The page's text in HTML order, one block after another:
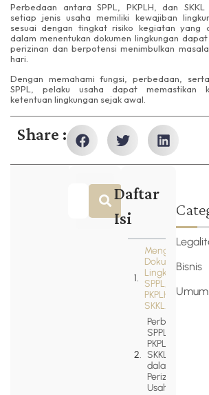
Perbedaan antara SPPL, PKPLH, dan SKKL
setiap jenis usaha memiliki kewajiban
sesuai dengan tingkat risiko kegiatan yang
dalam menentukan dokumen lingkungan
perizinan dan berpotensi menimbulkan
hari.
Dengan memahami fungsi, perbedaan,
SPPL, pelaku usaha dapat memastikan
ketentuan lingkungan sejak awal.
Share :
Daftar
Isi
Mengenal
Dokumen
Lingkungan:
SPPL,
PKPLH, dan
SKKL.
Perbedaan
SPPL,
PKPLH, dan
SKKL
dalam
Perizinan
Usaha
Bisnis
Umum